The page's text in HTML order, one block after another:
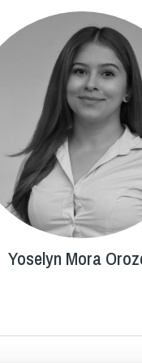
Yoselyn Mora